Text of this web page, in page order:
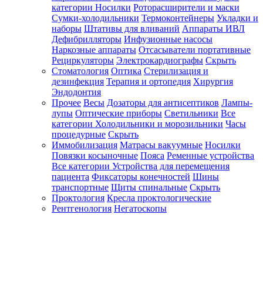
категории Носилки Роторасширители и маски
Сумки-холодильники Термоконтейнеры Укладки и
наборы Штативы для вливаний Аппараты ИВЛ
Дефибрилляторы Инфузионные насосы
Наркозные аппараты Отсасыватели портативные
Рециркуляторы Электрокардиографы Скрыть
Стоматология Оптика Стерилизация и
дезинфекция Терапия и ортопедия Хирургия
Эндодонтия
Прочее Весы Дозаторы для антисептиков Лампы-
лупы Оптические приборы Светильники Все
категории Холодильники и морозильники Часы
процедурные Скрыть
Иммобилизация Матрасы вакуумные Носилки
Повязки косыночные Пояса Ременные устройства
Все категории Устройства для перемещения
пациента Фиксаторы конечностей Шины
транспортные Щиты спинальные Скрыть
Проктология Кресла проктологические
Рентгенология Негатоскопы